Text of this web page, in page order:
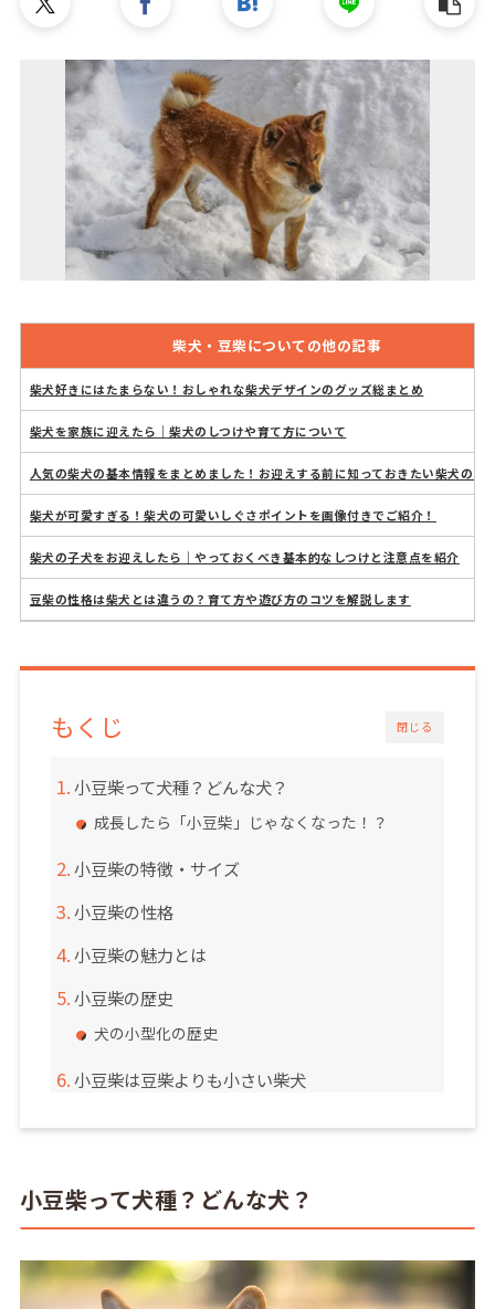
柴犬・豆柴についての他の記事
柴犬好きにはたまらない！おしゃれな柴犬デザインのグッズ総まとめ
柴犬を家族に迎えたら｜柴犬のしつけや育て方について
人気の柴犬の基本情報をまとめました！お迎えする前に知っておきたい柴犬のあ
柴犬が可愛すぎる！柴犬の可愛いしぐさポイントを画像付きでご紹介！
柴犬の子犬をお迎えしたら｜やっておくべき基本的なしつけと注意点を紹介
豆柴の性格は柴犬とは違うの？育て方や遊び方のコツを解説します
閉じる
もくじ
小豆柴って犬種？どんな犬？
成長したら「小豆柴」じゃなくなった！？
小豆柴の特徴・サイズ
小豆柴の性格
小豆柴の魅力とは
小豆柴の歴史
犬の小型化の歴史
小豆柴は豆柴よりも小さい柴犬
小豆柴って犬種？どんな犬？